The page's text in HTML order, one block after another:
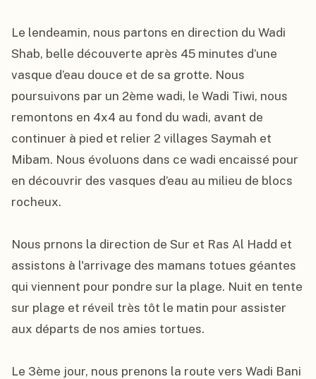
Le lendeamin, nous partons en direction du Wadi
Shab, belle découverte après 45 minutes d’une
vasque d’eau douce et de sa grotte. Nous
poursuivons par un 2ème wadi, le Wadi Tiwi, nous
remontons en 4x4 au fond du wadi, avant de
continuer à pied et relier 2 villages Saymah et
Mibam. Nous évoluons dans ce wadi encaissé pour
en découvrir des vasques d’eau au milieu de blocs
rocheux.
Nous prnons la direction de Sur et Ras Al Hadd et
assistons à l'arrivage des mamans totues géantes
qui viennent pour pondre sur la plage. Nuit en tente
sur plage et réveil très tôt le matin pour assister
aux départs de nos amies tortues.
Le 3ème jour, nous prenons la route vers Wadi Bani